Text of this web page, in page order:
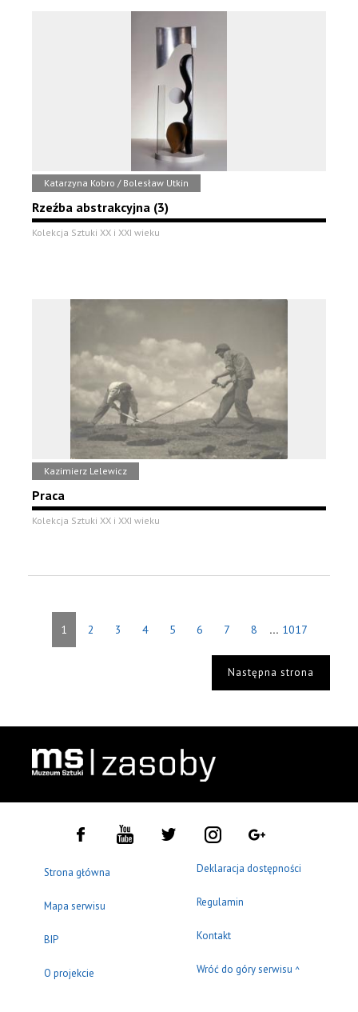
Katarzyna Kobro / Bolesław Utkin
Rzeźba abstrakcyjna (3)
Kolekcja Sztuki XX i XXI wieku
Kazimierz Lelewicz
Praca
Kolekcja Sztuki XX i XXI wieku
1 2 3 4 5 6 7 8 ... 1017
Następna strona
Strona główna
Mapa serwisu
BIP
O projekcie
Deklaracja dostępności
Regulamin
Kontakt
Wróć do góry serwisu ^